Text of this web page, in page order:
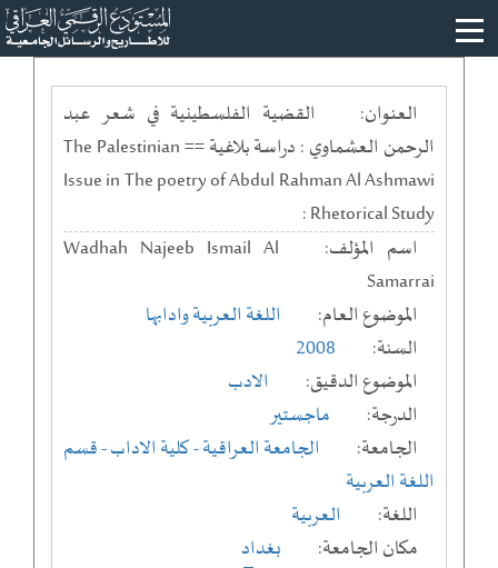
العنوان:
القضية الفلسطينية في شعر عبد
الرحمن العشماوي : دراسة بلاغية == The Palestinian
Issue in The poetry of Abdul Rahman Al Ashmawi
: Rhetorical Study
اسم المؤلف:
Wadhah Najeeb Ismail Al
Samarrai
الموضوع العام:
اللغة العربية وادابها
السنة:
2008
الموضوع الدقيق:
الادب
الدرجة:
ماجستير
الجامعة:
الجامعة العراقية- كلية الاداب- قسم
اللغة العربية
اللغة:
العربية
مكان الجامعة:
بغداد